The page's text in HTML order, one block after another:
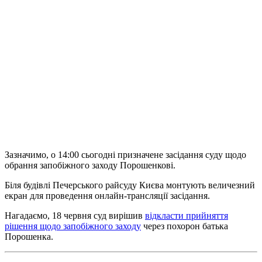
Зазначимо, о 14:00 сьогодні призначене засідання суду щодо
обрання запобіжного заходу Порошенкові.
Біля будівлі Печерського райсуду Києва монтують величезний
екран для проведення онлайн-трансляції засідання.
Нагадаємо, 18 червня суд вирішив відкласти прийняття
рішення щодо запобіжного заходу через похорон батька
Порошенка.